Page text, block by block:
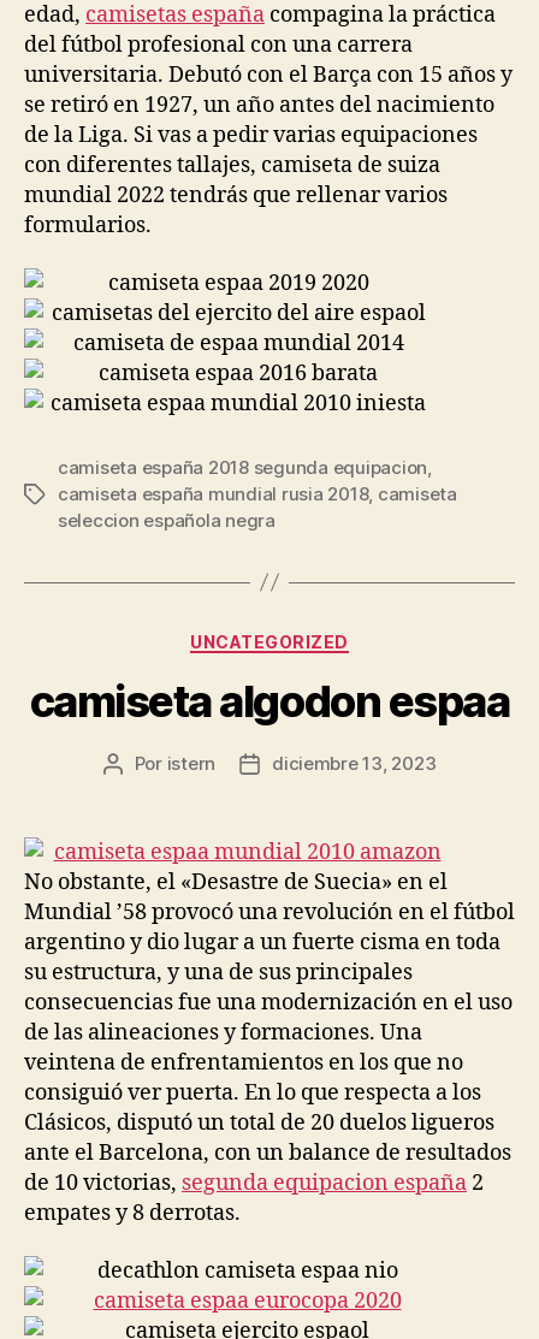
edad, camisetas españa compagina la práctica
del fútbol profesional con una carrera
universitaria. Debutó con el Barça con 15 años y
se retiró en 1927, un año antes del nacimiento
de la Liga. Si vas a pedir varias equipaciones
con diferentes tallajes, camiseta de suiza
mundial 2022 tendrás que rellenar varios
formularios.
Etiquetas
camiseta españa 2018 segunda equipacion
camiseta españa mundial rusia 2018, camiseta
seleccion española negra
Categorías
UNCATEGORIZED
camiseta algodon espaa
Autor
entrada
Por istern
Fecha
entrada
diciembre 13, 2023
No obstante, el «Desastre de Suecia» en el
Mundial ’58 provocó una revolución en el fútbol
argentino y dio lugar a un fuerte cisma en toda
su estructura, y una de sus principales
consecuencias fue una modernización en el uso
de las alineaciones y formaciones. Una
veintena de enfrentamientos en los que no
consiguió ver puerta. En lo que respecta a los
Clásicos, disputó un total de 20 duelos ligueros
ante el Barcelona, con un balance de resultados
de 10 victorias, segunda equipacion españa 2
empates y 8 derrotas.